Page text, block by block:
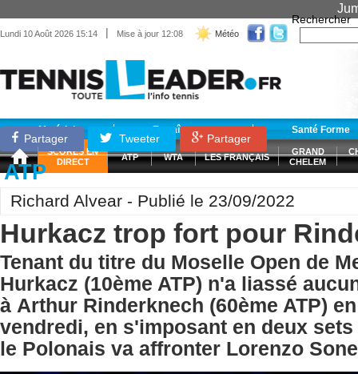
Lundi 10 Août 2026 15:14 | Mise à jour 12:08 Météo
Rechercher
Matériel Entraînement Santé Forme
SCORES EN
DIRECT
ATP WTA LES FRANÇAIS
GRAND
CHELEM
Partager Tweeter Partager
ATP
Richard Alvear - Publié le 23/09/2022
Hurkacz trop fort pour
Tenant du titre du Moselle Open de
Hurkacz (10ème ATP) n'a liassé
à Arthur Rinderknech (60ème ATP)
vendredi, en s'imposant en deux sets
le Polonais va affronter Lorenzo